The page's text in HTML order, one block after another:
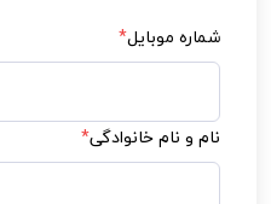
شماره موبایل*
نام و نام خانوادگی*